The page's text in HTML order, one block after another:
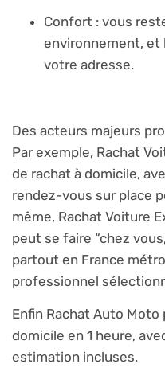
Confort : vous
environnement, et
votre adresse.
Des acteurs majeurs
Par exemple, Rachat
de rachat à domicile,
rendez-vous sur place
même, Rachat Voiture
peut se faire “chez
partout en France
professionnel
Enfin Rachat Auto
domicile en 1 heure,
estimation incluses.